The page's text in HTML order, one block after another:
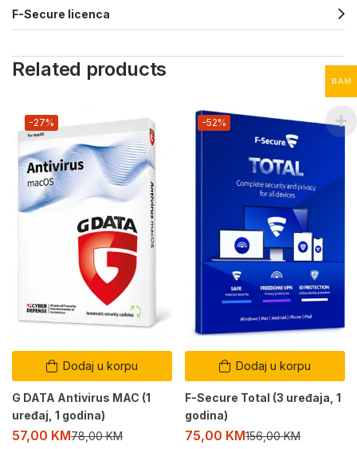
F-Secure licenca
Related products
Dodaj u korpu
-27%
G DATA Antivirus MAC (1
uređaj, 1 godina)
57,00 KM78,00KM
Dodaj u korpu
-52%
F-Secure Total (3 uređaja, 1
godina)
75,00 KM156,00KM
BAM